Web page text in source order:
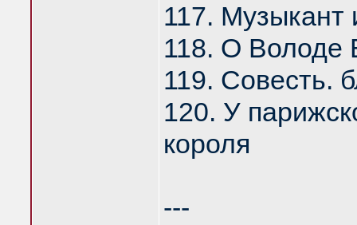
117. Музыкант
118. О Володе
119. Совесть.
120. У
короля
---